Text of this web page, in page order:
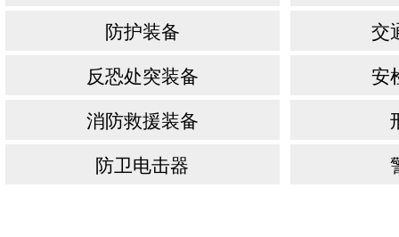
防护装备
交
反恐处突装备
安
消防救援装备
防卫电击器